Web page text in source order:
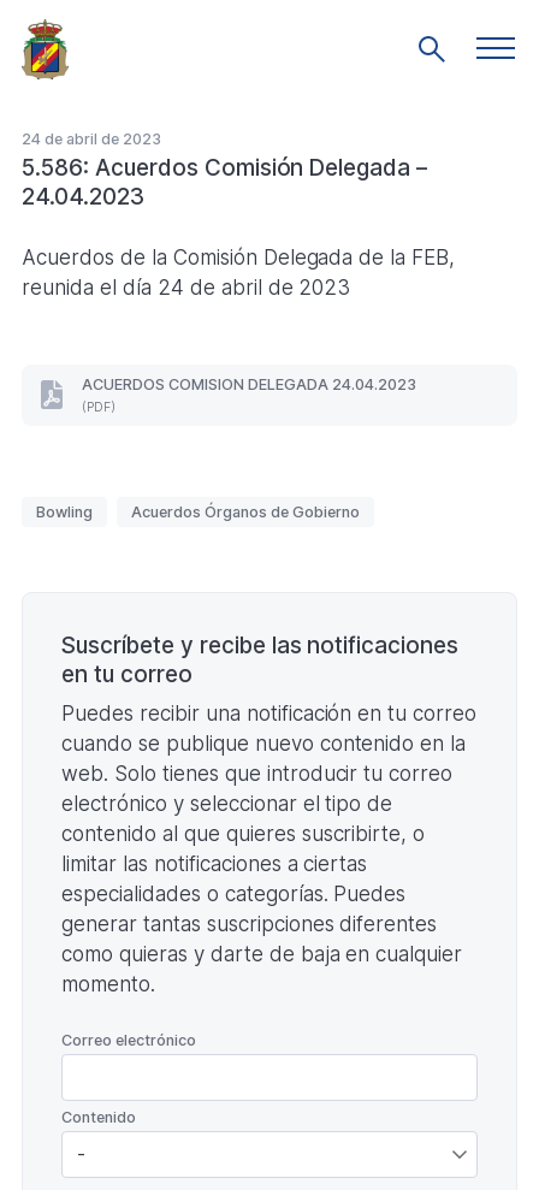
Saltar
al
contenido
Mostrar
24 de abril de 2023
5.586: Acuerdos Comisión Delegada –
24.04.2023
Acuerdos de la Comisión Delegada de la FEB,
reunida el día 24 de abril de 2023
ACUERDOS COMISION DELEGADA 24.04.2023
(PDF)
ACUERDOS
PDF.
Bowling Acuerdos Órganos de Gobierno
Suscríbete y recibe las notificaciones
en tu correo
Puedes recibir una notificación en tu correo
cuando se publique nuevo contenido en la
web. Solo tienes que introducir tu correo
electrónico y seleccionar el tipo de
contenido al que quieres suscribirte, o
limitar las notificaciones a ciertas
especialidades o categorías. Puedes
generar tantas suscripciones diferentes
como quieras y darte de baja en cualquier
momento.
Correo electrónico
Contenido